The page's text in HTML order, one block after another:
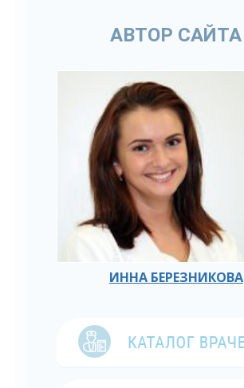
АВТОР САЙТА
ИННА БЕРЕЗНИКОВА